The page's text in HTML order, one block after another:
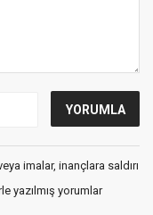
imalar, inançlara saldırı
yazılmış yorumlar